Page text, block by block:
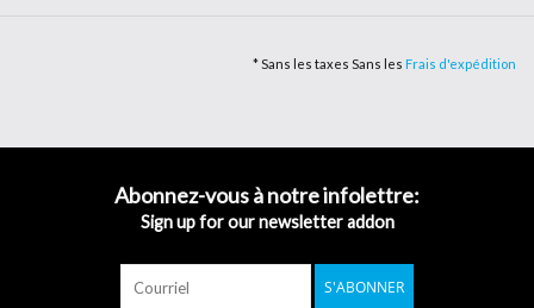
Adhésif: éco-acrylique permanent à haute cohésion.
Épaisseur du film: 75 µm
* Sans les taxes Sans les Frais d'expédition
Abonnez-vous à notre infolettre:
Sign up for our newsletter addon
S'ABONNER